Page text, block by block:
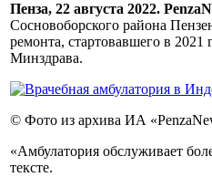
Пенза, 22 августа 2022.
Сосновоборского района
ремонта, стартовавшего в
Минздрава.
© Фото из архива ИА
«Амбулатория обслуживает
тексте.